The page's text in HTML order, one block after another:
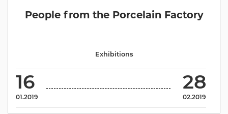
People from the Porcelain Factory
16
01.2019
28
02.2019
Exhibitions